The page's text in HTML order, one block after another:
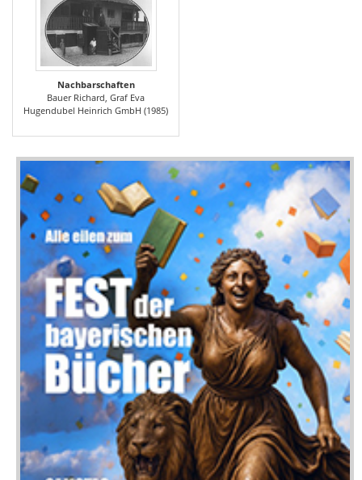
Nachbarschaften
Bauer Richard, Graf Eva
Hugendubel Heinrich GmbH (1985)